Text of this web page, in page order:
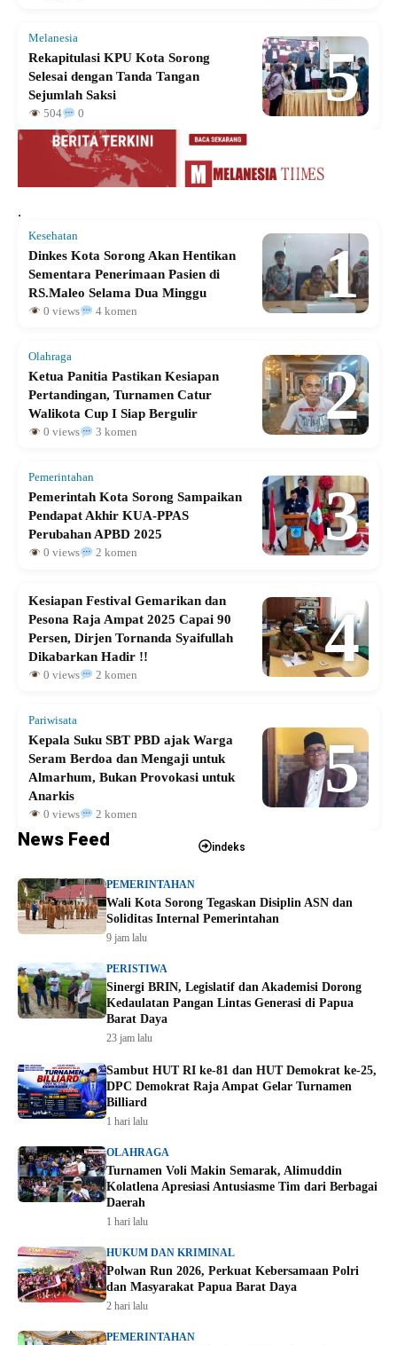
Melanesia
Rekapitulasi KPU Kota Sorong
Selesai dengan Tanda Tangan
Sejumlah Saksi
504 0 5
.
Kesehatan
Dinkes Kota Sorong Akan Hentikan
Sementara Penerimaan Pasien di
RS.Maleo Selama Dua Minggu
0 views 4 komen 1
Olahraga
Ketua Panitia Pastikan Kesiapan
Pertandingan, Turnamen Catur
Walikota Cup I Siap Bergulir
0 views 3 komen 2
Pemerintahan
Pemerintah Kota Sorong Sampaikan
Pendapat Akhir KUA-PPAS
Perubahan APBD 2025
0 views 2 komen 3
Kesiapan Festival Gemarikan dan
Pesona Raja Ampat 2025 Capai 90
Persen, Dirjen Tornanda Syaifullah
Dikabarkan Hadir !!
0 views 2 komen 4
Pariwisata
Kepala Suku SBT PBD ajak Warga
Seram Berdoa dan Mengaji untuk
Almarhum, Bukan Provokasi untuk
Anarkis
0 views 2 komen
5
News Feed indeks
PEMERINTAHAN
Wali Kota Sorong Tegaskan Disiplin ASN dan
Soliditas Internal Pemerintahan
9 jam lalu
PERISTIWA
Sinergi BRIN, Legislatif dan Akademisi Dorong
Kedaulatan Pangan Lintas Generasi di Papua
Barat Daya
23 jam lalu
Sambut HUT RI ke-81 dan HUT Demokrat ke-25,
DPC Demokrat Raja Ampat Gelar Turnamen
Billiard
1 hari lalu
OLAHRAGA
Turnamen Voli Makin Semarak, Alimuddin
Kolatlena Apresiasi Antusiasme Tim dari Berbagai
Daerah
1 hari lalu
HUKUM DAN KRIMINAL
Polwan Run 2026, Perkuat Kebersamaan Polri
dan Masyarakat Papua Barat Daya
2 hari lalu
PEMERINTAHAN